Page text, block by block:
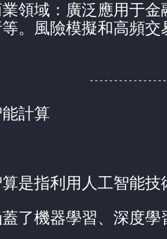
領域：廣泛應用于
。風險模擬和高頻
能計算
是指利用人工智能
了機器學習、深度